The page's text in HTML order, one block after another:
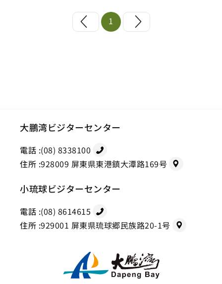
1
大鵬湾ビジターセンター
電話 :(08) 8338100
住所 :928009 屏東県東港鎮大潭路169号
小琉球ビジターセンター
電話 :(08) 8614615
住所 :929001 屏東県琉球郷民族路20-1号